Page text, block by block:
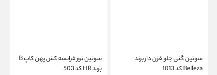
سوتین گنی جلو قزن دار برند
Belleza کد 1013
سوتین تور فرانسه کش پهن کاپ B
برند HR کد 503